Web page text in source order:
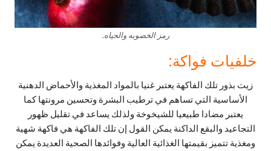
رمز الخصوبه والحياه.
خلفيات فواكة:
زيت بذور تلك الفاكهة يعتبر غنيا بالمواد المغذية والأحماض الدهنية
الأساسية التي تساهم في ترطيب البشرة وتحسين مرونتها كما
يعتبر مضادا طبيعيا للشيخوخة ولذلك يساعد في تقليل ظهور
التجاعيد والبقع الداكنة يمكن القول إن تلك الفاكهة هي فاكهة شهية
ومغذية تتميز بقيمتها الغذائية العالية وفوائدها الصحية العديدة يمكن